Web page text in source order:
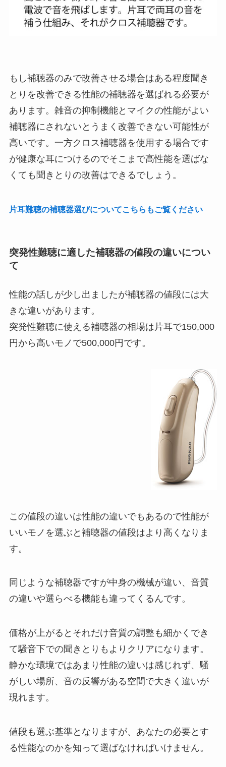
もし補聴器のみで改善させる場合はある程度聞き
とりを改善できる性能の補聴器を選ばれる必要が
あります。雑音の抑制機能とマイクの性能がよい
補聴器にされないとうまく改善できない可能性が
高いです。一方クロス補聴器を使用する場合です
が健康な耳につけるのでそこまで高性能を選ばな
くても聞きとりの改善はできるでしょう。
片耳難聴の補聴器選びについてこちらもご覧ください
突発性難聴に適した補聴器の値段の違いについ
て
性能の話しが少し出ましたが補聴器の値段には大
きな違いがあります。
突発性難聴に使える補聴器の相場は片耳で150,000
円から高いモノで500,000円です。
この値段の違いは性能の違いでもあるので性能が
いいモノを選ぶと補聴器の値段はより高くなりま
す。
同じような補聴器ですが中身の機械が違い、音質
の違いや選らべる機能も違ってくるんです。
価格が上がるとそれだけ音質の調整も細かくでき
て騒音下での聞きとりもよりクリアになります。
静かな環境ではあまり性能の違いは感じれず、騒
がしい場所、音の反響がある空間で大きく違いが
現れます。
値段も選ぶ基準となりますが、あなたの必要とす
る性能なのかを知って選ばなければいけません。